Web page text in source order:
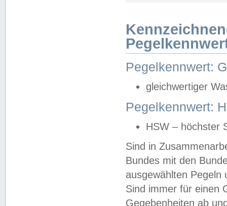
Pegelkennwert:
gleichwertiger
Pegelkennwert:
HSW – höchster
Sind in
Bundes mit den
ausgewählten
Sind immer für einen
Gegebenheiten ab